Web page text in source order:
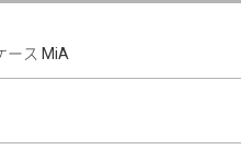
ース MiA